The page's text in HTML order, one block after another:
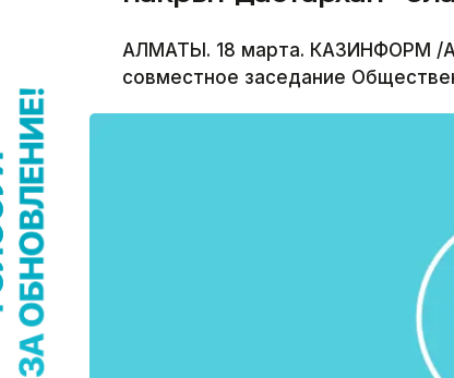
АЛМАТЫ. 18 марта. КАЗИНФОРМ /
совместное заседание